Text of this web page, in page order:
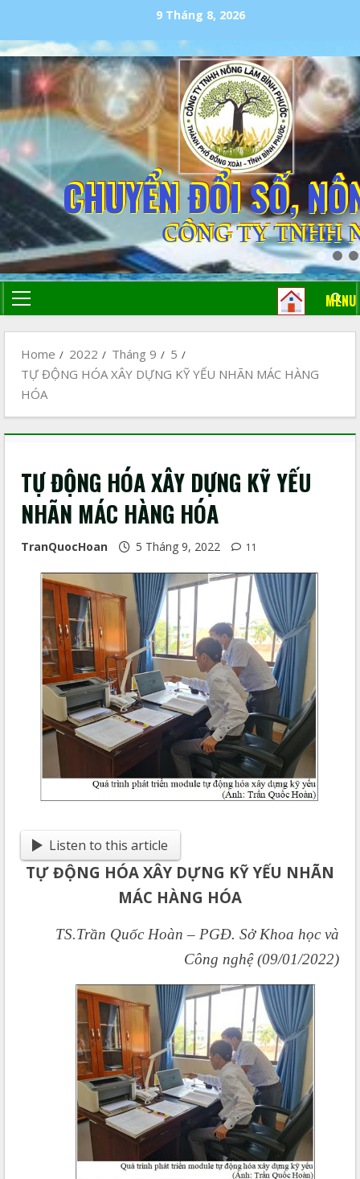
MENU
9 Tháng 8, 2026
CHUYỂN ĐỔI SỐ,
CÔNG TY TNHH
Home 2022 Tháng 9
5
TỰ ĐỘNG HÓA XÂY DỰNG KỸ YẾU NHÃN MÁC HÀNG
HÓA
TỰ ĐỘNG HÓA XÂY DỰNG KỸ YẾU
NHÃN MÁC HÀNG HÓA
TranQuocHoan 5 Tháng 9, 2022 11
Listen to this article
TỰ ĐỘNG HÓA XÂY DỰNG KỸ YẾU NHÃN
MÁC HÀNG HÓA
TS.Trần Quốc Hoàn – PGĐ. Sở Khoa học và
Công nghệ (09/01/2022)